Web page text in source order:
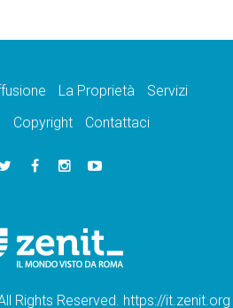
La Proprietà
Servizi
Copyright Contattaci
Rights Reserved. https://it.zenit.org